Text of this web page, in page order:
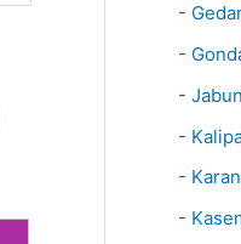
-
-
-
-
-
-